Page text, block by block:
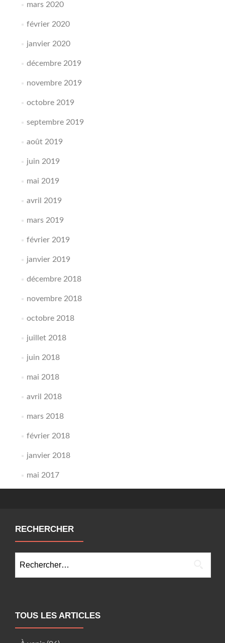
mars 2020
février 2020
janvier 2020
décembre 2019
novembre 2019
octobre 2019
septembre 2019
août 2019
juin 2019
mai 2019
avril 2019
mars 2019
février 2019
janvier 2019
décembre 2018
novembre 2018
octobre 2018
juillet 2018
juin 2018
mai 2018
avril 2018
mars 2018
février 2018
janvier 2018
mai 2017
RECHERCHER
TOUS LES ARTICLES